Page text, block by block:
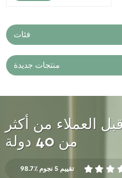
فئات
منتجات جديدة
العملاء من أكثر
من 40 دولة
98.7٪ تقييم 5 نجوم